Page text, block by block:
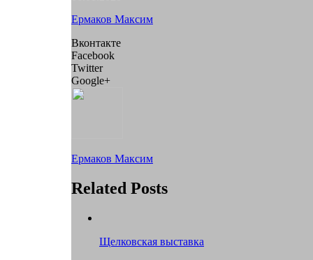
Author
Ермаков Максим
Вконтакте
Facebook
Twitter
Google+
Ермаков Максим
Related Posts
Щелковская выставка